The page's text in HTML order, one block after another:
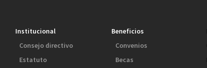
Institucional
Consejo directivo
Estatuto
Beneficios
Convenios
Becas